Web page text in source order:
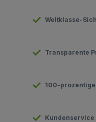
Weltklasse-
Transparente
100-
Kundenservice